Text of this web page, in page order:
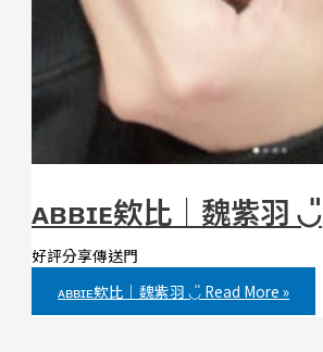
ᴀʙʙɪᴇ欸比｜魏紫羽 ◡̎
好評分享傳送門
ᴀʙʙɪᴇ欸比｜魏紫羽 ◡̎ Read More »